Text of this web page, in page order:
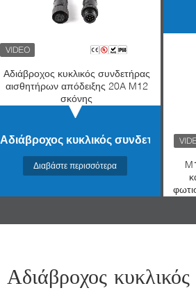
Αδιάβροχος κυκλικός συνδετήρας
αισθητήρων απόδειξης 20A M12
σκόνης
Αδιάβροχος κυκλικός συνδετήρας
Διαβάστε περισσότερα
Αδιάβροχος